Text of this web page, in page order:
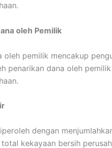
oleh Pemilik
oleh pemilik mencakup
penarikan dana oleh
dengan
kekayaan bersih